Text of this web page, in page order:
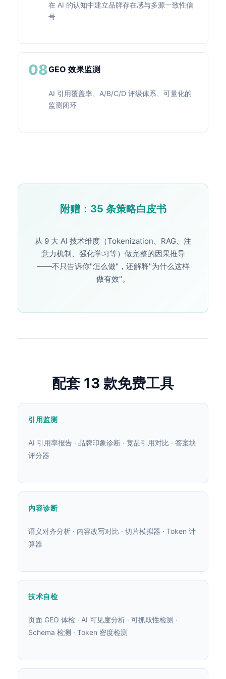
在 AI 的认知中建立品牌存在感与多源一致性信
号
08GEO 效果监测
AI 引用覆盖率、A/B/C/D 评级体系、可量化的
监测闭环
附赠：35 条策略白皮书
从 9 大 AI 技术维度（Tokenization、RAG、注
意力机制、强化学习等）做完整的因果推导
——不只告诉你"怎么做"，还解释"为什么这样
做有效"。
配套 13 款免费工具
引用监测
AI 引用率报告 · 品牌印象诊断 · 竞品引用对比 · 答案块
评分器
内容诊断
语义对齐分析 · 内容改写对比 · 切片模拟器 · Token 计
算器
技术自检
页面 GEO 体检 · AI 可见度分析 · 可抓取性检测 ·
Schema 检测 · Token 密度检测